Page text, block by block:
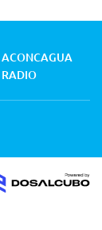
ACONCAGUA
RADIO